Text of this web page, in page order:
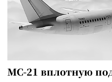
МС-21 вплотную